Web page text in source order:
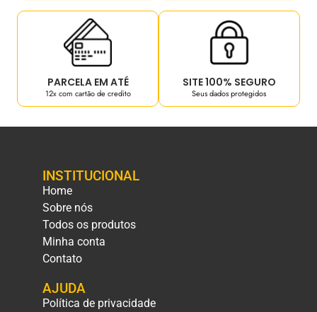
PARCELA EM ATÉ
12x com cartão de credito
SITE 100% SEGURO
Seus dados protegidos
INSTITUCIONAL
Home
Sobre nós
Todos os produtos
Minha conta
Contato
AJUDA
Política de privacidade